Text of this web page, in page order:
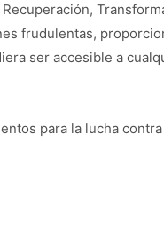
frudulentas,
ser accesible a
para la lucha